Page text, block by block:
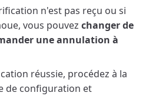
n'est pas reçu ou si
vous pouvez changer de
une annulation à
réussie, procédez à la
de configuration et